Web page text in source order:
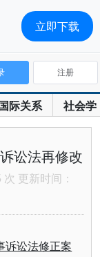
际关系 社会学
注册
讼法再修改
更新时间：
诉讼法修正案
立即下载